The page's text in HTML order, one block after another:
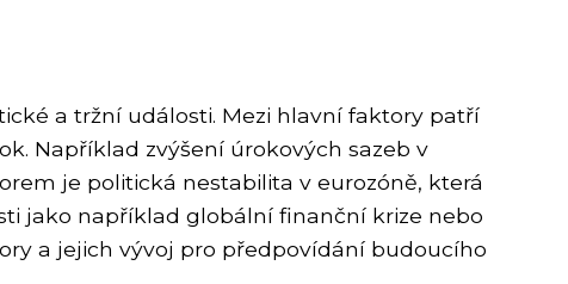
a tržní události. Mezi hlavní faktory patří
Například zvýšení úrokových sazeb v
je politická nestabilita v eurozóně, která
jako například globální finanční krize nebo
a jejich vývoj pro předpovídání budoucího